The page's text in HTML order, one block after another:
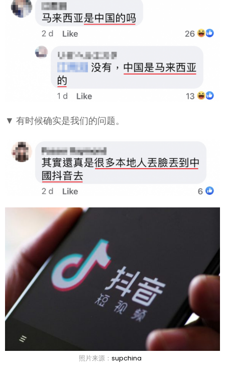
▼ 有时候确实是我们的问题。
照片来源： supchina